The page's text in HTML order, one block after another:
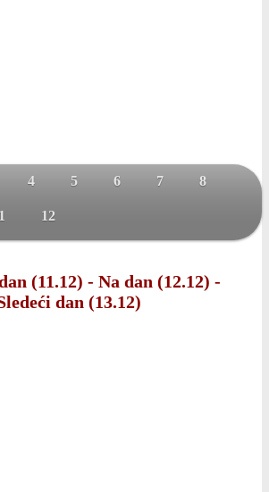
4 5 6 7 8
12
(11.12) - Na dan (12.12) -
dan (13.12)